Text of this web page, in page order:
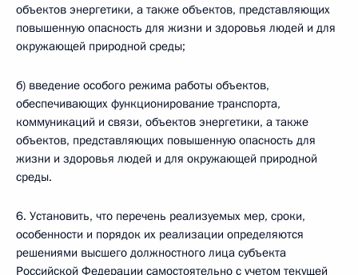
объектов энергетики, а также объектов, представляющих
повышенную опасность для жизни и здоровья людей и для
окружающей природной среды;
б) введение особого режима работы объектов,
обеспечивающих функционирование транспорта,
коммуникаций и связи, объектов энергетики, а также
объектов, представляющих повышенную опасность для
жизни и здоровья людей и для окружающей природной
среды.
6. Установить, что перечень реализуемых мер, сроки,
особенности и порядок их реализации определяются
решениями высшего должностного лица субъекта
Российской Федерации самостоятельно с учетом текущей